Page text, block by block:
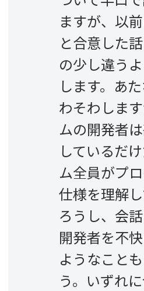
ますが、以
と合意した
の少し違う
します。あ
わそわしま
ムの開発者
しているだ
ム全員がプ
仕様を理解
ろうし、会
開発者を不
ようなこと
う。いずれ